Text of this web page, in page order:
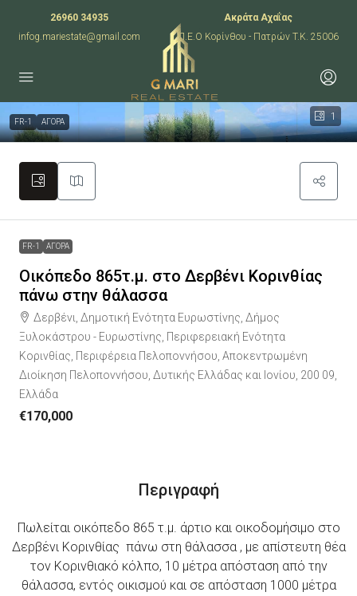
26960 34935
infog.mariestate@gmail.com
Ακράτα Αχαΐας
Π.Ε.Ο Κορίνθου - Πατρών T.K. 25006
1
FR-1 ΑΓΟΡΑ
FR-1 ΑΓΟΡΑ
Οικόπεδο 865τ.μ. στο Δερβένι Κορινθίας
πάνω στην θάλασσα
Δερβένι, Δημοτική Ενότητα Ευρωστίνης, Δήμος
Ξυλοκάστρου - Ευρωστίνης, Περιφερειακή Ενότητα
Κορινθίας, Περιφέρεια Πελοποννήσου, Αποκεντρωμένη
Διοίκηση Πελοποννήσου, Δυτικής Ελλάδας και Ιονίου, 200 09,
Ελλάδα
€170,000
Περιγραφή
Πωλείται οικόπεδο 865 τ.μ. άρτιο και οικοδομήσιμο στο
Δερβένι Κορινθίας πάνω στη θάλασσα , με απίστευτη θέα
τον Κορινθιακό κόλπο, 10 μέτρα απόσταση από την
θάλασσα, εντός οικισμού και σε απόσταση 1000 μέτρα